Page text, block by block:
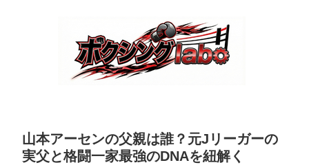
山本アーセンの父親は誰？元Jリーガーの
実父と格闘一家最強のDNAを紐解く